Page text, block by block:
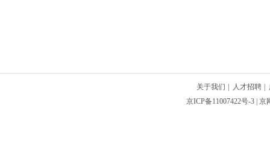
关于我们 人才招聘
京ICP备11007422号-3 |